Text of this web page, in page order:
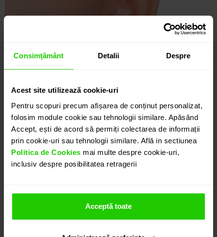
Consimțământ Detalii Despre
Acest site utilizează cookie-uri
Pentru scopuri precum afișarea de conținut personalizat,
folosim module cookie sau tehnologii similare. Apăsând
Accept, ești de acord să permiți colectarea de informații
prin cookie-uri sau tehnologii similare. Află in sectiunea
Politica de Cookies mai multe despre cookie-uri,
inclusiv despre posibilitatea retragerii
Acceptă toate